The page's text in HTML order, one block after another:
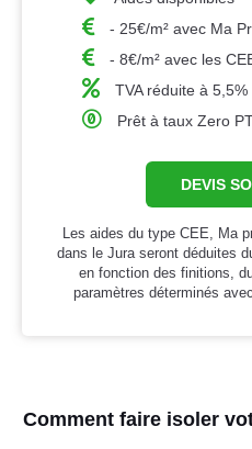
- 25€/m² avec Ma
- 8€/m² avec les
TVA réduite à 5,5%
Prêt à taux Zero
DEVIS
Les aides du type CEE, Ma
dans le Jura seront déduites
en fonction des finitions,
paramètres déterminés
Comment faire isoler